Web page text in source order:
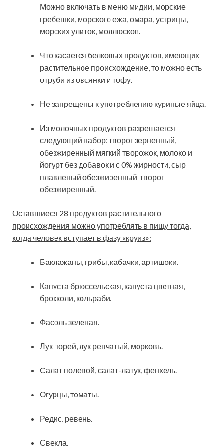
Можно включать в меню мидии, морские
гребешки, морского ежа, омара, устрицы,
морских улиток, моллюсков.
Что касается белковых продуктов, имеющих
растительное происхождение, то можно есть
отруби из овсянки и тофу.
Не запрещены к употреблению куриные яйца.
Из молочных продуктов разрешается
следующий набор: творог зерненный,
обезжиренный мягкий творожок, молоко и
йогурт без добавок и с 0% жирности, сыр
плавленый обезжиренный, творог
обезжиренный.
Оставшиеся 28 продуктов растительного
происхождения можно употреблять в пищу тогда,
когда человек вступает в фазу «круиз»:
Баклажаны, грибы, кабачки, артишоки.
Капуста брюссельская, капуста цветная,
брокколи, кольраби.
Фасоль зеленая.
Лук порей, лук репчатый, морковь.
Салат полевой, салат-латук, фенхель.
Огурцы, томаты.
Редис, ревень.
Свекла.